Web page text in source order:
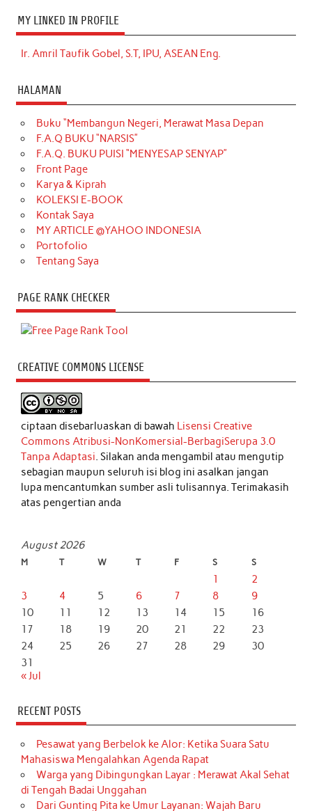
MY LINKED IN PROFILE
Ir. Amril Taufik Gobel, S.T, IPU, ASEAN Eng.
HALAMAN
Buku “Membangun Negeri, Merawat Masa Depan
F.A.Q BUKU “NARSIS”
F.A.Q. BUKU PUISI “MENYESAP SENYAP”
Front Page
Karya & Kiprah
KOLEKSI E-BOOK
Kontak Saya
MY ARTICLE @YAHOO INDONESIA
Portofolio
Tentang Saya
PAGE RANK CHECKER
CREATIVE COMMONS LICENSE
ciptaan disebarluaskan di bawah Lisensi Creative
Commons Atribusi-NonKomersial-BerbagiSerupa 3.0
Tanpa Adaptasi. Silakan anda mengambil atau mengutip
sebagian maupun seluruh isi blog ini asalkan jangan
lupa mencantumkan sumber asli tulisannya. Terimakasih
atas pengertian anda
August 2026
M T W T F S S
1
2
3
4 5 6 7 8
9
10
11 12 13 14 15
16
17
18 19 20 21 22
23
24
25 26 27 28 29
30
31
« Jul
RECENT POSTS
Pesawat yang Berbelok ke Alor: Ketika Suara Satu
Mahasiswa Mengalahkan Agenda Rapat
Warga yang Dibingungkan Layar : Merawat Akal Sehat
di Tengah Badai Unggahan
Dari Gunting Pita ke Umur Layanan: Wajah Baru